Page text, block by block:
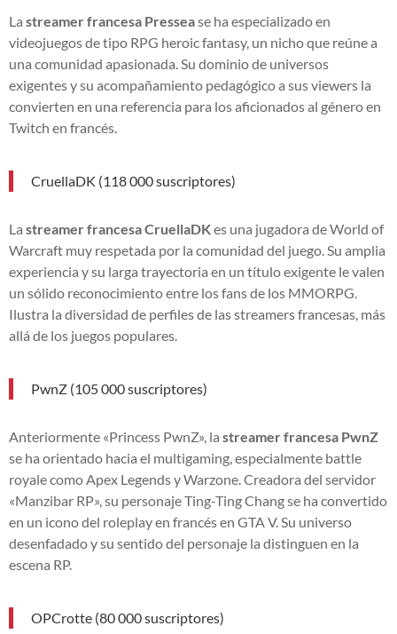
La streamer francesa Pressease ha especializado en
videojuegos de tipo RPG heroic fantasy, un nicho que reúne a
una comunidad apasionada. Su dominio de universos
exigentes y su acompañamiento pedagógico a sus viewers la
convierten en una referencia para los aficionados al género en
Twitch en francés.
CruellaDK (118 000 suscriptores)
La streamer francesa CruellaDKes una jugadora de World of
Warcraft muy respetada por la comunidad del juego. Su amplia
experiencia y su larga trayectoria en un título exigente le valen
un sólido reconocimiento entre los fans de los MMORPG.
Ilustra la diversidad de perfiles de las streamers francesas, más
allá de los juegos populares.
PwnZ (105 000 suscriptores)
Anteriormente «Princess PwnZ», la streamer francesa PwnZ
se ha orientado hacia el multigaming, especialmente battle
royale como Apex Legends y Warzone. Creadora del servidor
«Manzibar RP», su personaje Ting-Ting Chang se ha convertido
en un icono del roleplay en francés en GTA V. Su universo
desenfadado y su sentido del personaje la distinguen en la
escena RP.
OPCrotte (80 000 suscriptores)